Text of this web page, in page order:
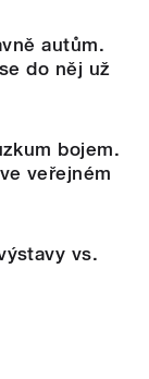
autům.
do něj už
bojem.
veřejném
vs.